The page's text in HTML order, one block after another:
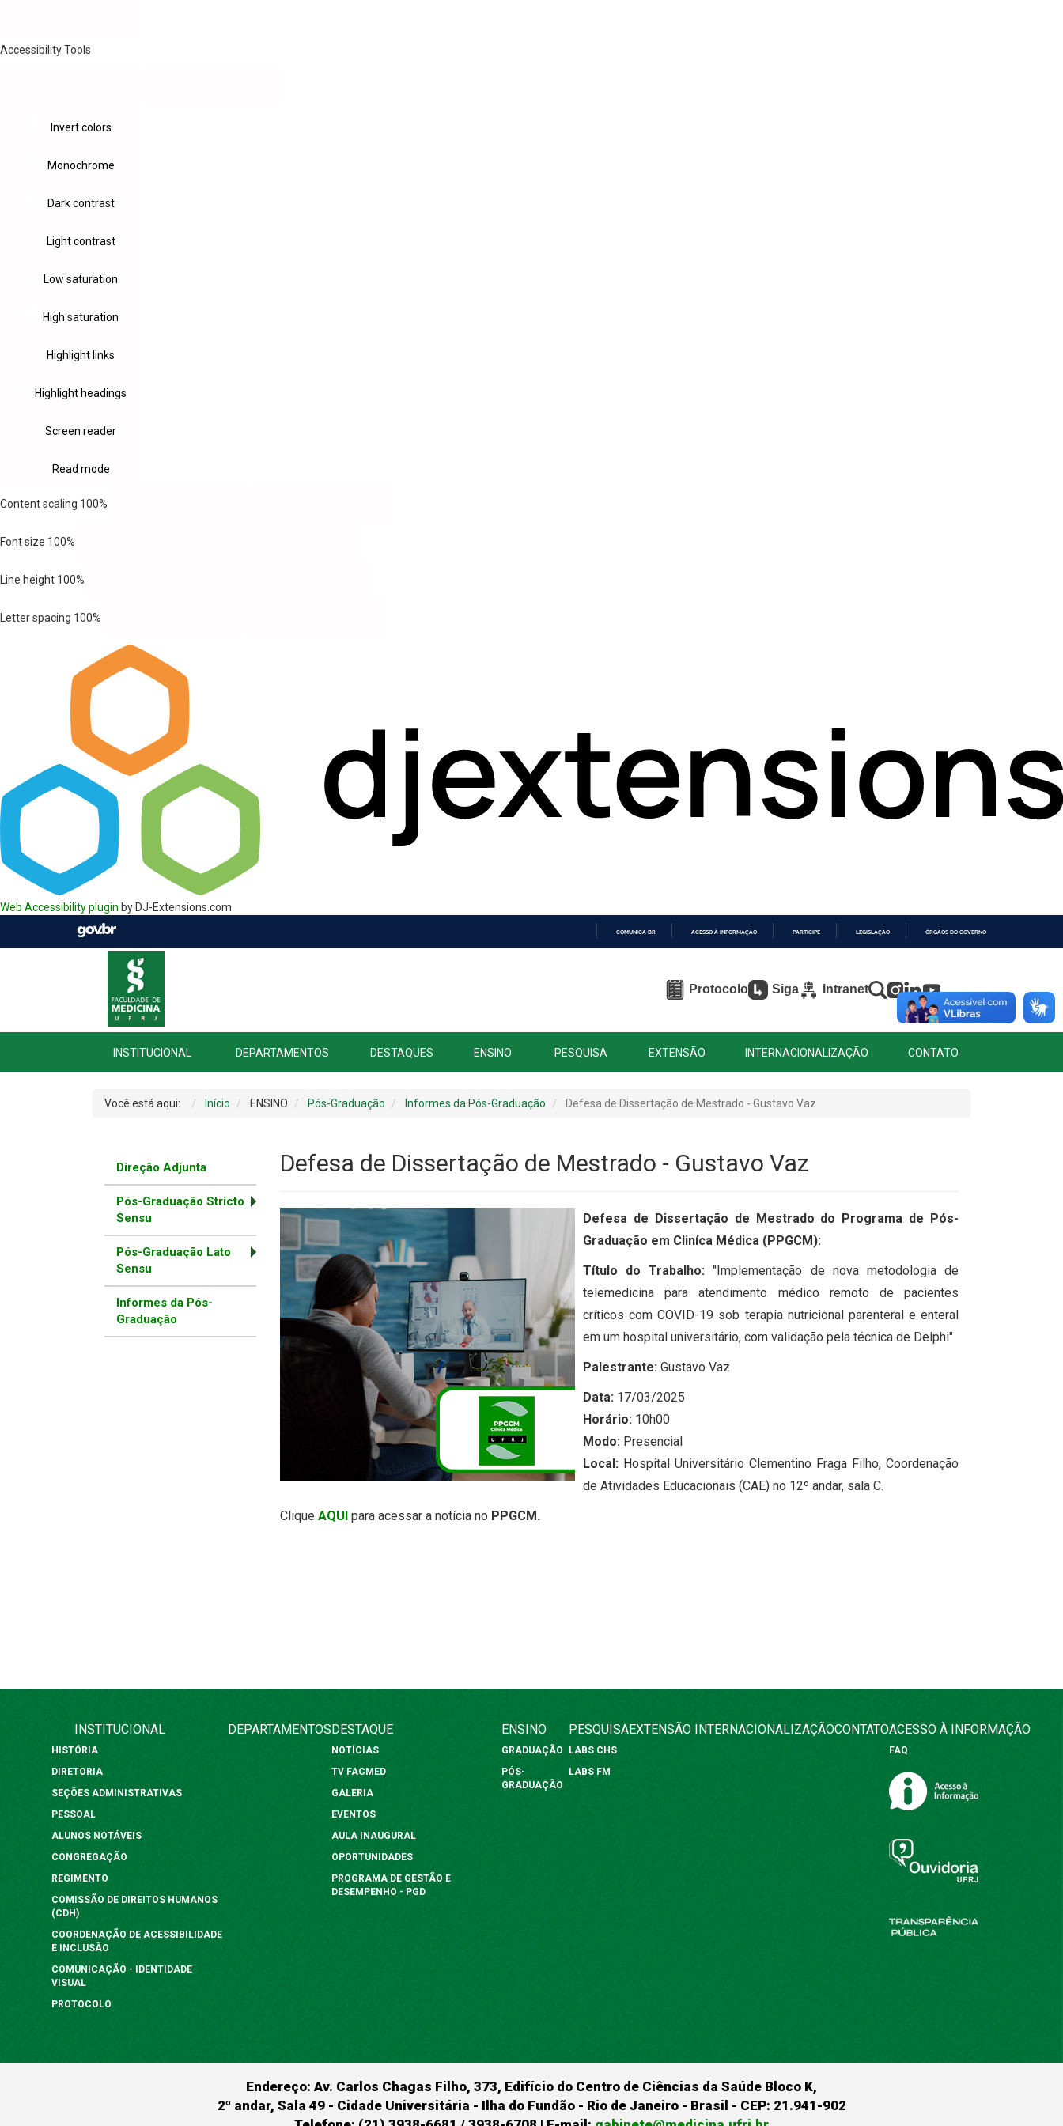
Accessibility Tools
Invert colors
Monochrome
Dark contrast
Light contrast
Low saturation
High saturation
Highlight links
Highlight headings
Screen reader
Read mode
Content scaling 100%
Font size 100%
Line height 100%
Letter spacing 100%
Web Accessibility plugin by DJ-Extensions.com
COMUNICA BR ACESSO À INFORMAÇÃO PARTICIPE LEGISLAÇÃO ÓRGÃOS DO GOVERNO
Protocolo Siga Intranet
INSTITUCIONAL DEPARTAMENTOS DESTAQUES ENSINO PESQUISA EXTENSÃO INTERNACIONALIZAÇÃO CONTATO
Você está aqui: Início ENSINO Pós-Graduação Informes da Pós-Graduação Defesa de Dissertação de Mestrado - Gustavo Vaz
Direção Adjunta
Pós-Graduação Stricto
Sensu
Pós-Graduação Lato
Sensu
Informes da Pós-
Graduação
Defesa de Dissertação de Mestrado - Gustavo Vaz
Defesa de Dissertação de Mestrado do Programa de Pós-
Graduação em Cliníca Médica (PPGCM):
Título do Trabalho: "Implementação de nova metodologia de
telemedicina para atendimento médico remoto de pacientes
críticos com COVID-19 sob terapia nutricional parenteral e enteral
em um hospital universitário, com validação pela técnica de Delphi"
Palestrante: Gustavo Vaz
Data: 17/03/2025
Horário: 10h00
Modo: Presencial
Local: Hospital Universitário Clementino Fraga Filho, Coordenação
de Atividades Educacionais (CAE) no 12º andar, sala C.
Clique AQUI para acessar a notícia no PPGCM.
INSTITUCIONAL
HISTÓRIA
DIRETORIA
SEÇÕES ADMINISTRATIVAS
PESSOAL
ALUNOS NOTÁVEIS
CONGREGAÇÃO
REGIMENTO
COMISSÃO DE DIREITOS HUMANOS
(CDH)
COORDENAÇÃO DE ACESSIBILIDADE
E INCLUSÃO
COMUNICAÇÃO - IDENTIDADE
VISUAL
PROTOCOLO
DEPARTAMENTOSDESTAQUE
NOTÍCIAS
TV FACMED
GALERIA
EVENTOS
AULA INAUGURAL
OPORTUNIDADES
PROGRAMA DE GESTÃO E
DESEMPENHO - PGD
ENSINO
GRADUAÇÃO
PÓS-
GRADUAÇÃO
PESQUISA
LABS CHS
LABS FM
EXTENSÃO INTERNACIONALIZAÇÃOCONTATOACESSO À INFORMAÇÃO
FAQ
Endereço: Av. Carlos Chagas Filho, 373, Edifício do Centro de Ciências da Saúde Bloco K,
2º andar, Sala 49 - Cidade Universitária - Ilha do Fundão - Rio de Janeiro - Brasil - CEP: 21.941-902